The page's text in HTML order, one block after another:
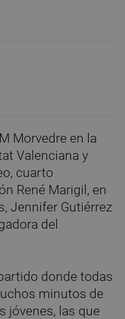
Morvedre en la
Valenciana y
cuarto
René Marigil, en
Jennifer Gutiérrez
del
donde todas
minutos de
jóvenes, las que